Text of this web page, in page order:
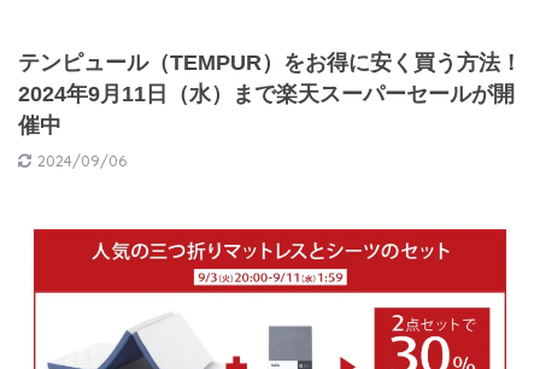
テンピュール（TEMPUR）をお得に安く買う方法！
2024年9月11日（水）まで楽天スーパーセールが開
催中
2024/09/06